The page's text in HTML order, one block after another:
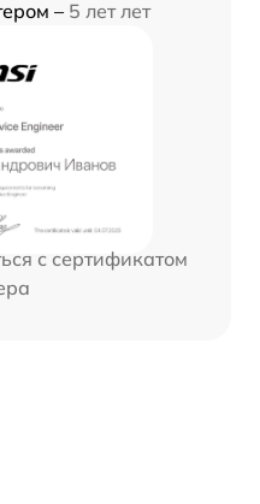
– 5 лет лет
с сертификатом